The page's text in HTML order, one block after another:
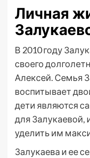
Личная
В 2010 году
своего
Алексей. Семья
воспитывает
дети являются
для Залукаевой,
уделить им
Залукаева и ее